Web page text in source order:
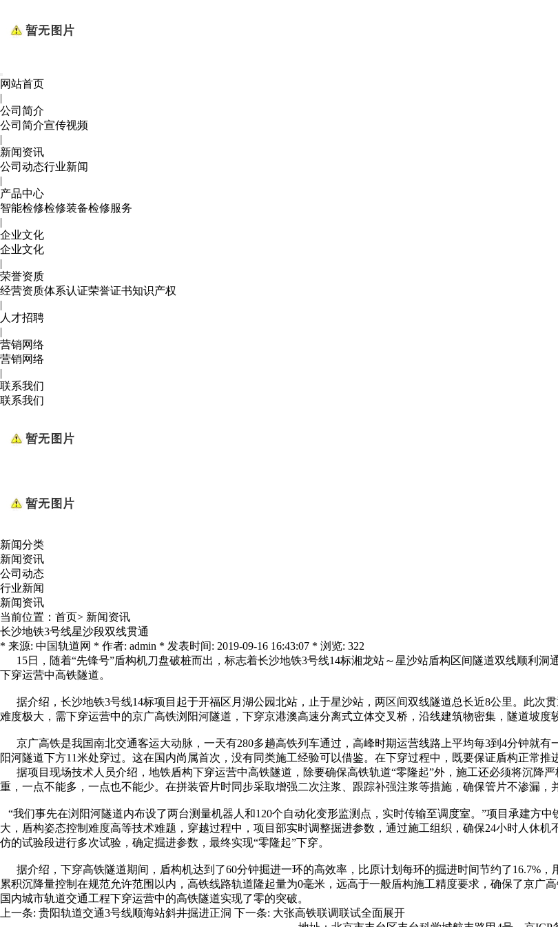
网站首页
|
公司简介
公司简介宣传视频
|
新闻资讯
公司动态行业新闻
|
产品中心
智能检修检修装备检修服务
|
企业文化
企业文化
|
荣誉资质
经营资质体系认证荣誉证书知识产权
|
人才招聘
|
营销网络
营销网络
|
联系我们
联系我们
新闻分类
新闻资讯
公司动态
行业新闻
新闻资讯
当前位置： 首页> 新闻资讯
长沙地铁3号线星沙段双线贯通
* 来源: 中国轨道网 * 作者: admin * 发表时间: 2019-09-16 16:43:07 * 浏览: 322
15日，随着“先锋号”盾构机刀盘破桩而出，标志着长沙地铁3号线14标湘龙站～星沙站盾构区间隧道双线顺利洞
下穿运营中高铁隧道。
据介绍，长沙地铁3号线14标项目起于开福区月湖公园北站，止于星沙站，两区间双线隧道总长近8公里。此次
难度极大，需下穿运营中的京广高铁浏阳河隧道，下穿京港澳高速分离式立体交叉桥，沿线建筑物密集，隧道坡度
京广高铁是我国南北交通客运大动脉，一天有280多趟高铁列车通过，高峰时期运营线路上平均每3到4分钟就有
阳河隧道下方11米处穿过。这在国内尚属首次，没有同类施工经验可以借鉴。在下穿过程中，既要保证盾构正常推
据项目现场技术人员介绍，地铁盾构下穿运营中高铁隧道，除要确保高铁轨道“零隆起”外，施工还必须将沉降
重，一点不能多，一点也不能少。在拼装管片时同步采取增强二次注浆、跟踪补强注浆等措施，确保管片不渗漏，
“我们事先在浏阳河隧道内布设了两台测量机器人和120个自动化变形监测点，实时传输至调度室。”项目承建方
大，盾构姿态控制难度高等技术难题，穿越过程中，项目部实时调整掘进参数，通过施工组织，确保24小时人休
仿的试验段进行多次试验，确定掘进参数，最终实现“零隆起”下穿。
据介绍，下穿高铁隧道期间，盾构机达到了60分钟掘进一环的高效率，比原计划每环的掘进时间节约了16.7%
累积沉降量控制在规范允许范围以内，高铁线路轨道隆起量为0毫米，远高于一般盾构施工精度要求，确保了京广
国内城市轨道交通工程下穿运营中的高铁隧道实现了零的突破。
上一条: 贵阳轨道交通3号线顺海站斜井掘进正洞 下一条: 大张高铁联调联试全面展开